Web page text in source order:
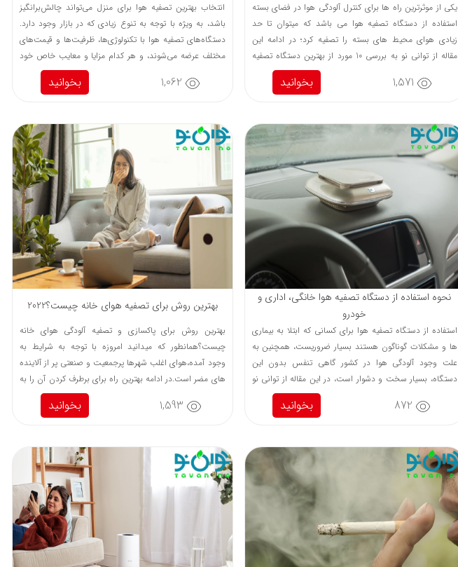
یکی از موثرترین راه ها برای کنترل آلودگی هوا در فضای بسته
استفاده از دستگاه تصفیه هوا می باشد که میتوان تا حد
زیادی هوای محیط های بسته را تصفیه کرد؛ در ادامه این
مقاله از توانی نو به بررسی 10 مورد از بهترین دستگاه تصفیه
1,571 بخوانید
انتخاب بهترین تصفیه هوا برای منزل می‌تواند چالش‌برانگیز
باشد، به ویژه با توجه به تنوع زیادی که در بازار وجود دارد.
دستگاه‌های تصفیه هوا با تکنولوژی‌ها، ظرفیت‌ها و قیمت‌های
مختلف عرضه می‌شوند، و هر کدام مزایا و معایب خاص خود
را دارند. در ادامه این راهنما به بررسی معیارهای اساسی که
باید در هنگام انتخاب بهترین دستگاه تصفیه هوا برای منزل
1,062 بخوانید
نحوه استفاده از دستگاه تصفیه هوا خانگی، اداری و
خودرو
استفاده از دستگاه تصفیه هوا برای کسانی که ابتلا به بیماری
ها و مشکلات گوناگون هستند بسیار ضروریست، همچنین به
علت وجود آلودگی هوا در کشور گاهی تنفس بدون این
دستگاه، بسیار سخت و دشوار است، در این مقاله از توانی نو
به برررسی انواع و نحوه استفاده از آن پرداخته ایم با ما همراه
872 بخوانید
بهترین روش برای تصفیه هوای خانه چیست؟2022
بهترین روش برای پاکسازی و تصفیه آلودگی هوای خانه
چیست؟همانطور که میدانید امروزه با توجه به شرایط به
وجود آمده،هوای اغلب شهرها پرجمعیت و صنعتی پر از آلاینده
های مضر است.در ادامه بهترین راه برای برطرف کردن آن را به
1,593 بخوانید